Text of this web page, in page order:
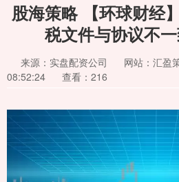
股海策略 【环球财经
税文件与协议不
来源：实盘配资公司 网站：汇盈
08:52:24
查看：216